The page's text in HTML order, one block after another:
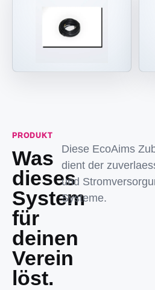
PRODUKT
Was
dieses
System
für
deinen
Verein
löst.
Diese EcoAims
dient der
und
Systeme.